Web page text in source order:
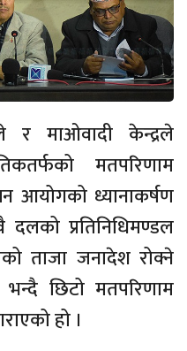
र माओवादी केन्द्रले
मतपरिणाम
आयोगको ध्यानाकर्षण
प्रतिनिधिमण्डल
ताजा जनादेश रोक्ने
छिटो मतपरिणाम
हो ।